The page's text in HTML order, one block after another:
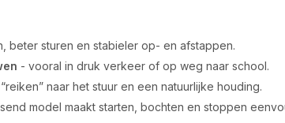
beter sturen en stabieler op- en afstappen.
- vooral in druk verkeer of op weg naar school.
naar het stuur en een natuurlijke houding.
model maakt starten, bochten en stoppen